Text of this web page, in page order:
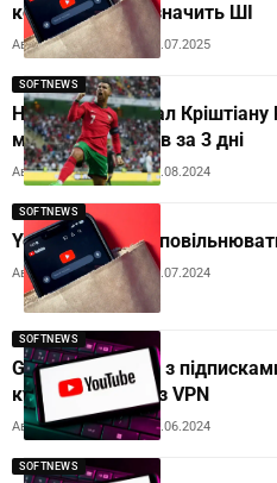
користувача визначить ШІ
Автор:Andrew Orobets 30.07.2025
SOFTNEWS
На YouTube-канал
млн користувачів за 3 дні
Автор:Andrew Orobets24.08.2024
SOFTNEWS
YouTube почав
Автор:Andrew Orobets 12.07.2024
SOFTNEWS
Google бореться з
купленими через VPN
Автор:Andrew Orobets20.06.2024
SOFTNEWS